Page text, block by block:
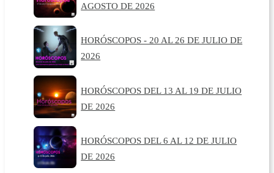
AGOSTO DE 2026
HORÓSCOPOS - 20 AL 26 DE JULIO DE
2026
HORÓSCOPOS DEL 13 AL 19 DE JULIO
DE 2026
HORÓSCOPOS DEL 6 AL 12 DE JULIO
DE 2026